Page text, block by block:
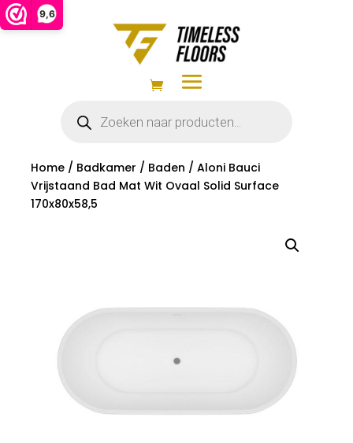
9,6
zoeken
Home/ Badkamer / Baden / Aloni Bauci
Vrijstaand Bad Mat Wit Ovaal Solid Surface
170x80x58,5